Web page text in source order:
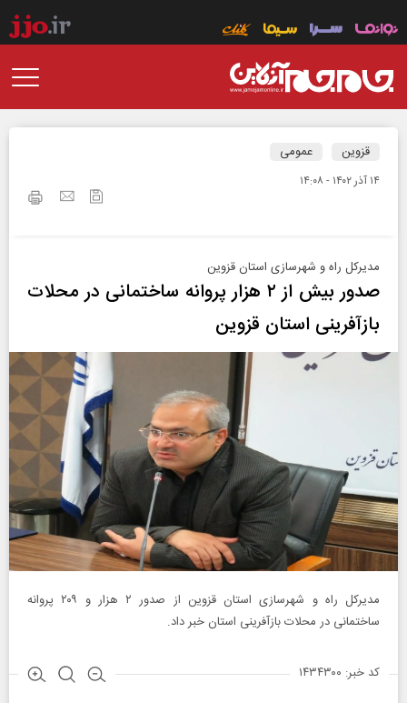
قزوین عمومی
۱۴ آذر ۱۴۰۲ - ۱۴:۰۸
مدیرکل راه و شهرسازی استان قزوین
صدور بیش از ۲ هزار پروانه ساختمانی در محلات
بازآفرینی استان قزوین
مدیرکل راه و شهرسازی استان قزوین از صدور ۲ هزار و ۲۰۹ پروانه
ساختمانی در محلات بازآفرینی استان خبر داد.
کد خبر: ۱۴۳۴۳۰۰